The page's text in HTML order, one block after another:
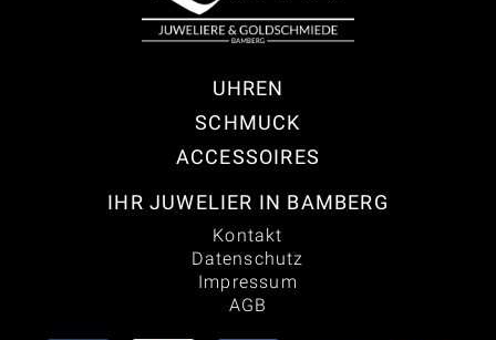
UHREN
SCHMUCK
ACCESSOIRES
IHR JUWELIER IN BAMBERG
Kontakt
Datenschutz
Impressum
AGB